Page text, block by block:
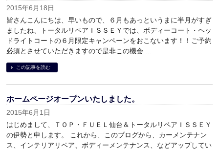
2015年6月18日
皆さんこんにちは、早いもので、６月もあっというまに半月がすぎ
ましたね、トータルリペアＩＳＳＥＹでは、ボディーコート・ヘッ
ドライトコートの６月限定キャンペーンをおこないます！！ご予約
必須とさせていただきますので是非この機会 …
この記事を読む
ホームページオープンいたしました。
2015年6月1日
はじめまして、ＴＯＰ・ＦＵＥＬ仙台＆トータルリペアＩＳＳＥＹ
の伊勢と申します。 これから、このブログから、カーメンテナン
ス、インテリアリペア、ボディーメンテナンス、などアップしてい